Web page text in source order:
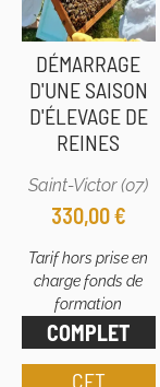
DÉMARRAGE
D'UNE SAISON
D'ÉLEVAGE DE
REINES
Saint-Victor (07)
330,00€
Tarif hors prise en
charge fonds de
formation
COMPLET
CET